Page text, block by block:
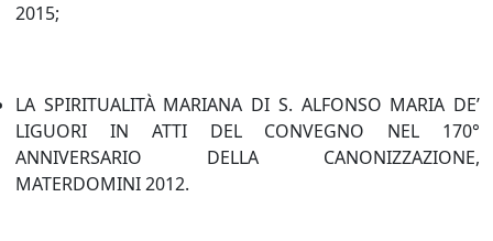
2015;
LA SPIRITUALITÀ MARIANA DI S. ALFONSO MARIA DE’
LIGUORI IN ATTI DEL CONVEGNO NEL 170°
ANNIVERSARIO DELLA CANONIZZAZIONE,
MATERDOMINI 2012.